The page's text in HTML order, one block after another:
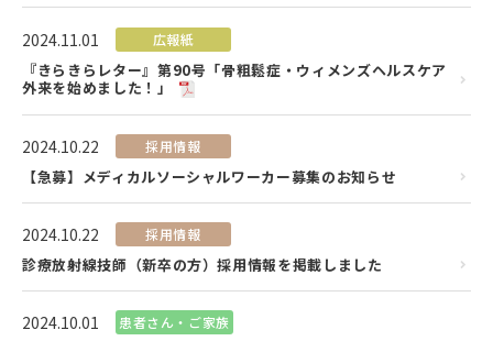
2024.11.01 広報紙
『きらきらレター』第90号「骨粗鬆症・ウィメンズヘルスケア
外来を始めました！」
2024.10.22 採用情報
【急募】メディカルソーシャルワーカー募集のお知らせ
2024.10.22 採用情報
診療放射線技師（新卒の方）採用情報を掲載しました
2024.10.01 患者さん・ご家族